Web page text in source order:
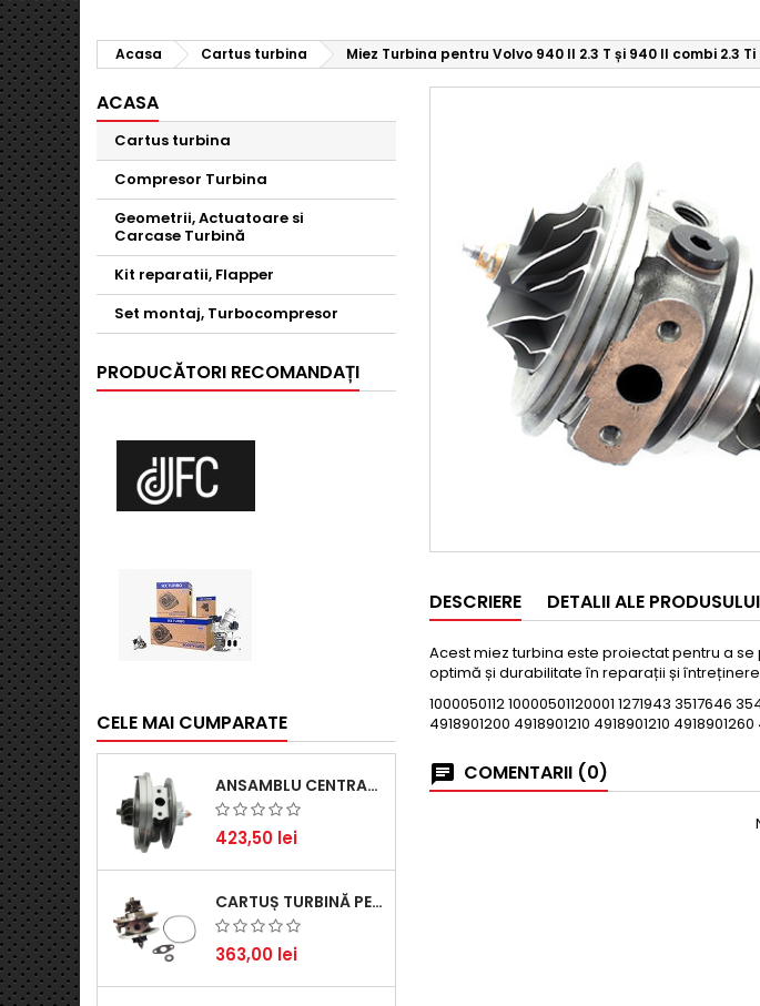
Acasa Cartus turbina Miez Turbina pentru Volvo 940 II 2.3 T și 940 II combi 2.3 Ti
ACASA
Cartus turbina
Compresor Turbina
Geometrii, Actuatoare si
Carcase Turbină
Kit reparatii, Flapper
Set montaj, Turbocompresor
PRODUCĂTORI RECOMANDAȚI
CELE MAI CUMPARATE
ANSAMBLU CENTRAL TURBINĂ PENTRU BMW SERIA 3, SERIA 5 ȘI X3 - PERFORMANȚĂ ȘI FIABILITATE
423,50 lei
CARTUȘ TURBINĂ PENTRU AUDI A4, A6, SKODA SUPERB ȘI VW PASSAT, MOTOR DIESEL 1.9 TDI
363,00 lei
DESCRIERE DETALII ALE PRODUSULUI
Acest miez turbina este proiectat pentru a se
optimă și durabilitate în reparații și
1000050112 10000501120001 1271943 3517646
4918901200 4918901210 4918901210
COMENTARII (0)